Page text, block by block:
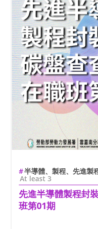
半導體、製程、先進製
At least 3
先進半導體製程封
班第01期